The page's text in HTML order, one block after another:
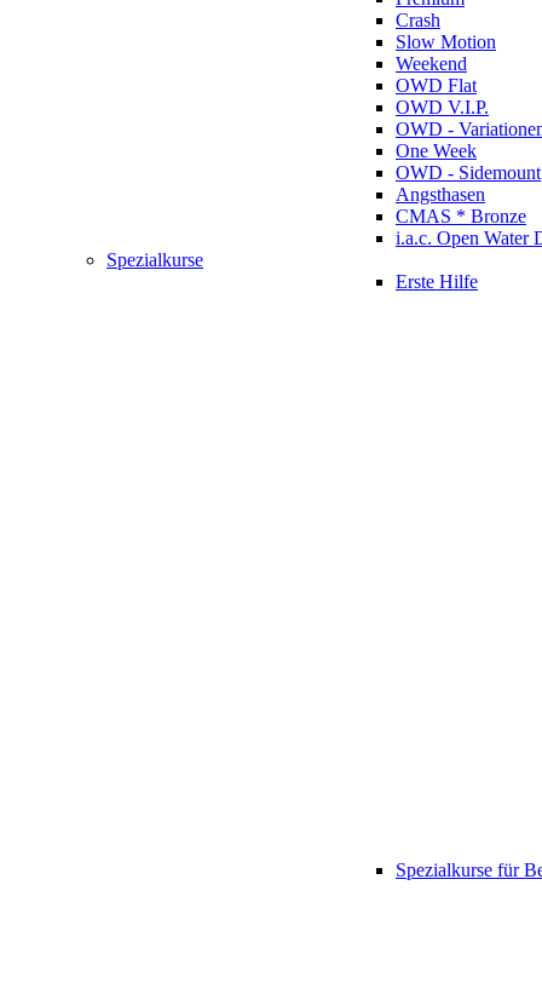
Crash
Slow Motion
Weekend
OWD Flat
OWD V.I.P.
OWD -
One Week
OWD - Sidemount
Angsthasen
CMAS * Bronze
i.a.c. Open Water
Spezialkurse
Erste Hilfe
Spezialkurse für